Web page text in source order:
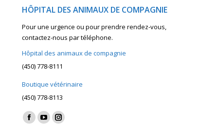
HÔPITAL DES ANIMAUX DE COMPAGNIE
Pour une urgence ou pour prendre rendez-vous,
contactez-nous par téléphone.
Hôpital des animaux de compagnie
(450) 778-8111
Boutique vétérinaire
(450) 778-8113
Find us on:
Facebook
YouTubeInstagram